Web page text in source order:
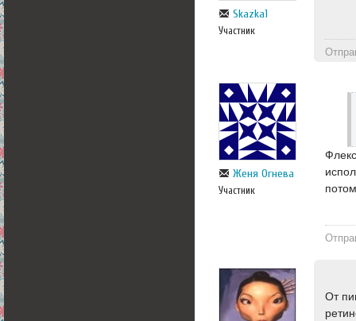
Skazka1
Участник
Женя Огнева
Участник
От